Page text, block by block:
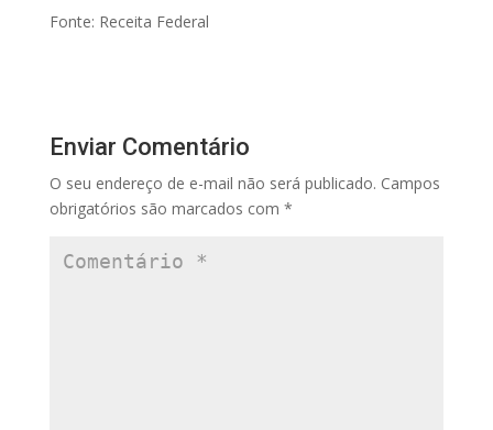
Fonte: Receita Federal
Enviar Comentário
O seu endereço de e-mail não será publicado. Campos
obrigatórios são marcados com *